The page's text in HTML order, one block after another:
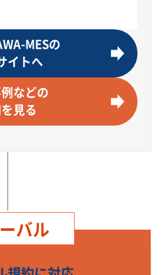
MESの
イトへ
などの
見る
バル